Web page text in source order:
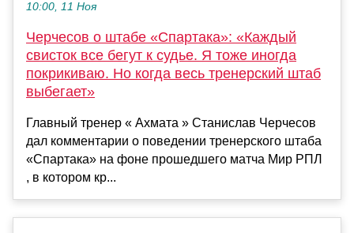
10:00, 11 Ноя
Черчесов о штабе «Спартака»: «Каждый
свисток все бегут к судье. Я тоже иногда
покрикиваю. Но когда весь тренерский штаб
выбегает»
Главный тренер « Ахмата » Станислав Черчесов
дал комментарии о поведении тренерского штаба
«Спартака» на фоне прошедшего матча Мир РПЛ
, в котором кр...